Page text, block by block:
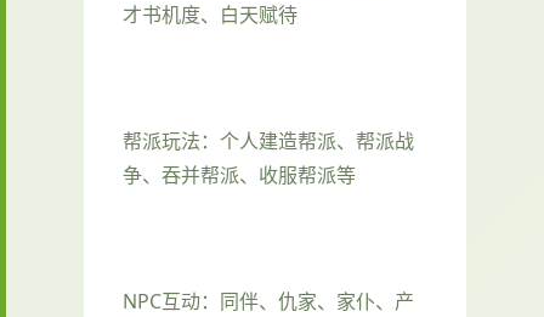
才书机度、白天赋待
帮派玩法：个人建造帮派、帮派战
争、吞并帮派、收服帮派等
NPC互动：同伴、仇家、家仆、产